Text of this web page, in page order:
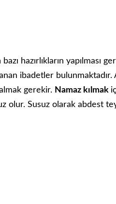
hazırlıkların yapılması
ibadetler bulunmaktadır.
gerekir. Namaz kılmak
olur. Susuz olarak abdest